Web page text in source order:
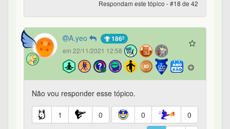
Respondam este tópico - #18 de 42
A.yeo 186º
em 22/11/2021 12:58
Não vou responder esse tópico.
1 0 0 0